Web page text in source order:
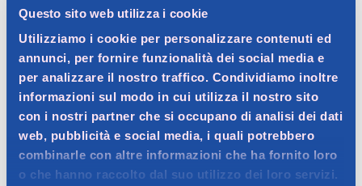
Questo sito web utilizza i cookie
Utilizziamo i cookie per personalizzare contenuti ed
annunci, per fornire funzionalità dei social media e
per analizzare il nostro traffico. Condividiamo inoltre
informazioni sul modo in cui utilizza il nostro sito
con i nostri partner che si occupano di analisi dei dati
web, pubblicità e social media, i quali potrebbero
combinarle con altre informazioni che ha fornito loro
o che hanno raccolto dal suo utilizzo dei loro servizi.
Ritiro in negozio gratuito per i clienti registrati
Dettagli prodotto
Descrizione